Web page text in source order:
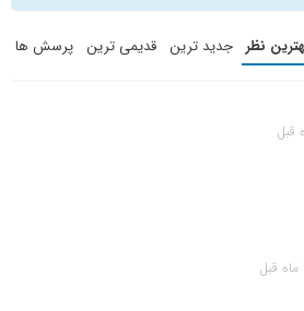
نظر جدید ترین قدیمی ترین پرسش ها